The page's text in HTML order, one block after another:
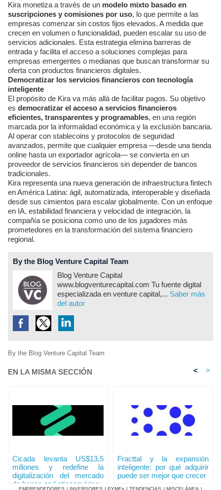
Kira monetiza a través de un modelo mixto basado en
suscripciones y comisiones por uso, lo que permite a las
empresas comenzar sin costos fijos elevados. A medida que
crecen en volumen o funcionalidad, pueden escalar su uso de
servicios adicionales. Esta estrategia elimina barreras de
entrada y facilita el acceso a soluciones complejas para
empresas emergentes o medianas que buscan transformar su
oferta con productos financieros digitales.
Democratizar los servicios financieros con tecnología
inteligente
El propósito de Kira va más allá de facilitar pagos. Su objetivo
es democratizar el acceso a servicios financieros
eficientes, transparentes y programables, en una región
marcada por la informalidad económica y la exclusión bancaria.
Al operar con stablecoins y protocolos de seguridad
avanzados, permite que cualquier empresa —desde una tienda
online hasta un exportador agrícola— se convierta en un
proveedor de servicios financieros sin depender de bancos
tradicionales.
Kira representa una nueva generación de infraestructura fintech
en América Latina: ágil, automatizada, interoperable y diseñada
desde sus cimientos para escalar globalmente. Con un enfoque
en IA, estabilidad financiera y velocidad de integración, la
compañía se posiciona como uno de los jugadores más
prometedores en la transformación del sistema financiero
regional.
By the Blog Venture Capital Team
Blog Venture Capital
www.blogventurecapital.com Tu fuente digital
especializada en venture capital,... Saber más
del autor
By the Blog Venture Capital Team
EN LA MISMA SECCIÓN < >
Cicada levanta US$13,5
millones y redefine la
digitalización del mercado
de bonos en Latinoamérica
Fracttal y la expansión
inteligente: por qué adquirir
puede ser mejor que crecer
EMPRENDEDORES | INVERSORES | PYMEs | TENDENCIAS | MISCELÁNEA |